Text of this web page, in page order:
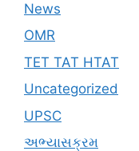
News
OMR
TET TAT HTAT
Uncategorized
UPSC
અભ્યાસક્રમ